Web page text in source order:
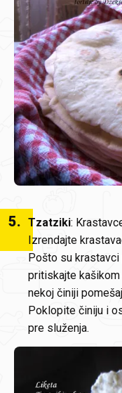
5. Tzatziki:
Izrendajte
Pošto su
pritiskajte
nekoj činiji
Poklopite činiju i
pre služenja.